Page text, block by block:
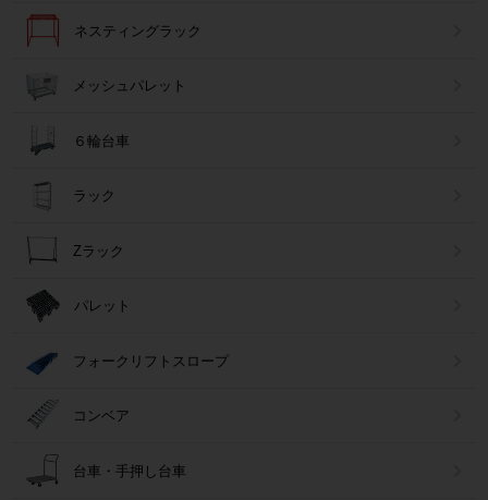
ネスティングラック
メッシュパレット
６輪台車
ラック
Zラック
パレット
フォークリフトスロープ
コンベア
台車・手押し台車